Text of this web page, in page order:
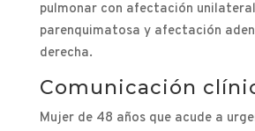
pulmonar con afectación unilateral
parenquimatosa y afectación
derecha.
Comunicación
Mujer de 48 años que acude a